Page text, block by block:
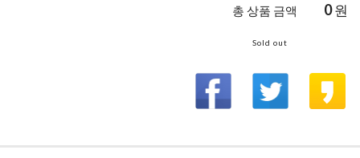
총 상품 금액 0원
Sold out